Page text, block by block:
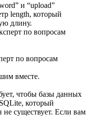
и “upload”
length, который
длину.
по вопросам
вместе.
чтобы базы данных
который
не существует. Если вам